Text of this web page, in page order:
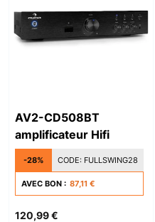
AV2-CD508BT
amplificateur Hifi
-28% CODE: FULLSWING28
AVEC BON : 87,11 €
120,99 €